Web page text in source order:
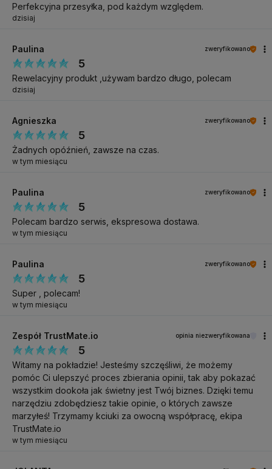
Perfekcyjna przesyłka, pod każdym względem.
dzisiaj
Paulina zweryfikowano
5
Rewelacyjny produkt ,używam bardzo długo, polecam
dzisiaj
Agnieszka zweryfikowano
5
Żadnych opóźnień, zawsze na czas.
w tym miesiącu
Paulina zweryfikowano
5
Polecam bardzo serwis, ekspresowa dostawa.
w tym miesiącu
Paulina zweryfikowano
5
Super , polecam!
w tym miesiącu
Zespół TrustMate.io opinia niezweryfikowana
5
Witamy na pokładzie! Jesteśmy szczęśliwi, że możemy
pomóc Ci ulepszyć proces zbierania opinii, tak aby pokazać
wszystkim dookoła jak świetny jest Twój biznes. Dzięki temu
narzędziu zdobędziesz takie opinie, o których zawsze
marzyłeś! Trzymamy kciuki za owocną współpracę, ekipa
TrustMate.io
w tym miesiącu